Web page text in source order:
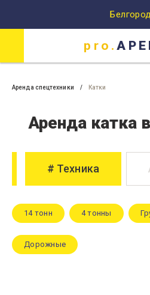
pro.
Белгород
pro.
Аренда спецтехники Катки
Аренда катка
Техника
14 тонн 4 тонны
Дорожные